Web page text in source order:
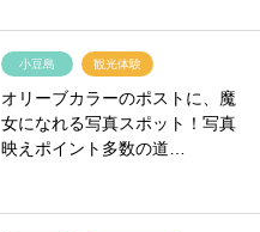
小豆島 観光体験
オリーブカラーのポストに、魔
女になれる写真スポット！写真
映えポイント多数の道…